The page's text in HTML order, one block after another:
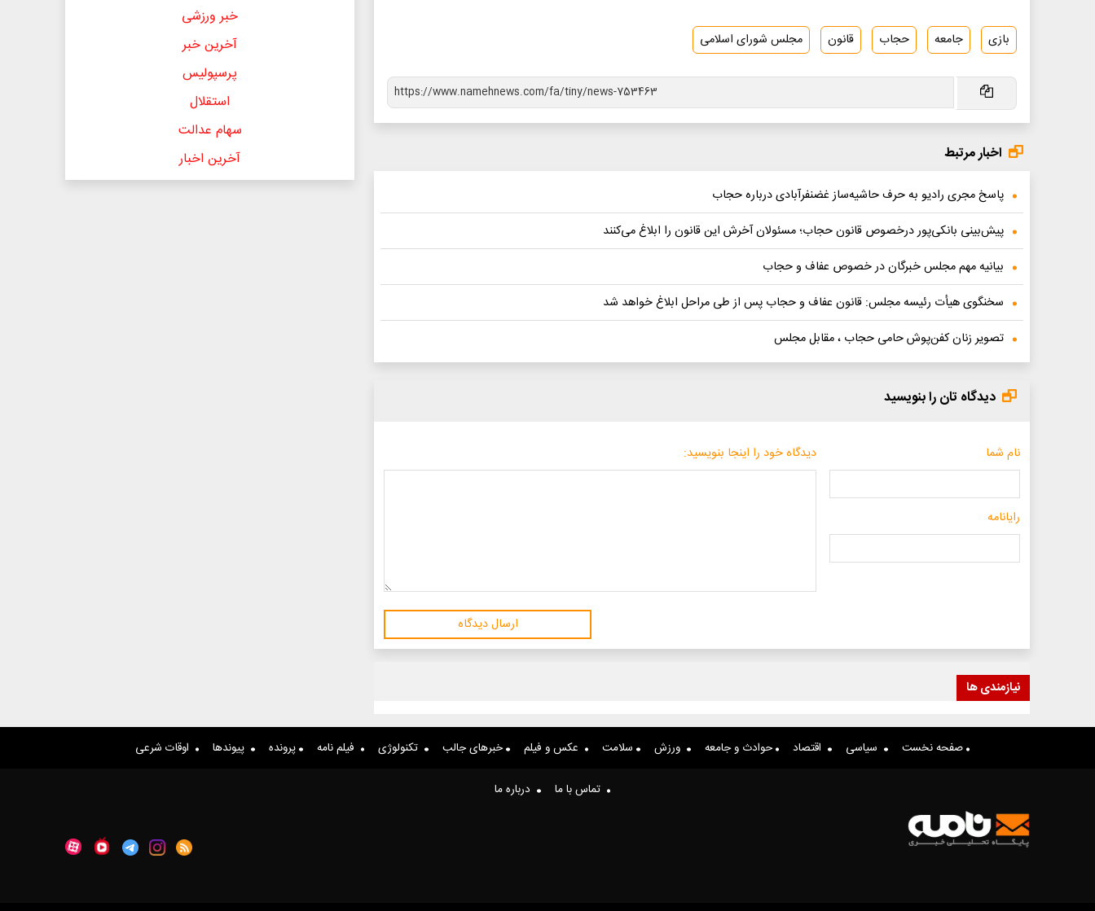
بازی جامعه حجاب قانون مجلس شورای اسلامی
اخبار مرتبط
پاسخ مجری رادیو به حرف حاشیه‌ساز غضنفرآبادی درباره حجاب
پیش‌بینی بانکی‌پور درخصوص قانون حجاب؛ مسئولان آخرش این قانون را ابلاغ می‌کنند
بیانیه مهم مجلس خبرگان در خصوص عفاف و حجاب
سخنگوی هیأت رئیسه مجلس: قانون عفاف و حجاب پس از طی مراحل ابلاغ خواهد شد
تصویر زنان کفن‌پوش حامی حجاب ، مقابل مجلس
دیدگاه تان را بنویسید
نام شما
رایانامه
دیدگاه خود را اینجا بنویسید:
ارسال دیدگاه
نیازمندی ها
خبر ورزشی
آخرین خبر
پرسپولیس
استقلال
سهام عدالت
آخرین اخبار
صفحه نخست سیاسی اقتصاد حوادث و جامعه ورزش سلامت عکس و فیلم خبرهای جالب تکنولوژی فیلم نامه پرونده پیوندها اوقات شرعی
تماس با ما درباره ما